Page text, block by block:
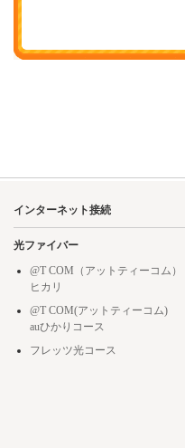
インターネット接続
光ファイバー
@T COM（アットティーコム）
ヒカリ
@T COM(アットティーコム)
auひかりコース
フレッツ光コース